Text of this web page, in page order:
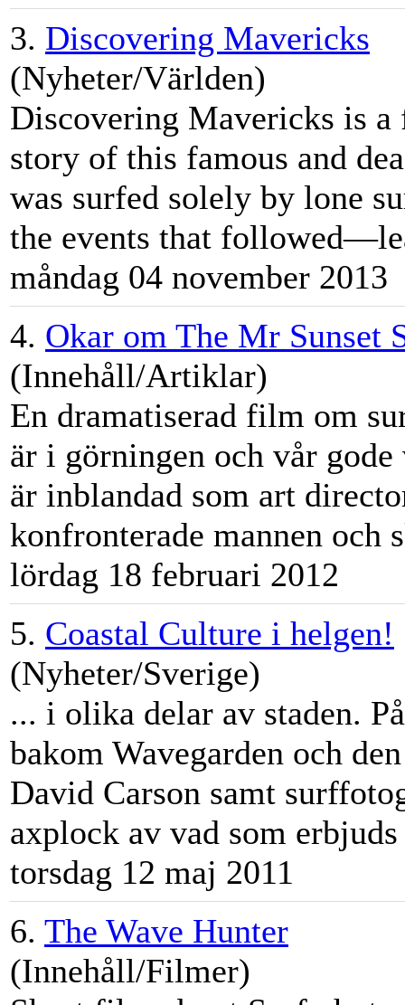
3. Discovering Mavericks
(Nyheter/Världen)
Discovering Mavericks is
story of this famous and
was surfed solely by lone
the events that
måndag 04 november 2013
4. Okar om The Mr Sunset
(Innehåll/Artiklar)
En dramatiserad film om
är i görningen och vår
är inblandad som art
konfronterade mannen och
lördag 18 februari 2012
5. Coastal Culture i helgen!
(Nyheter/Sverige)
... i olika delar av staden.
bakom Wavegarden och
David Carson samt
axplock av vad som
torsdag 12 maj 2011
6. The Wave Hunter
(Innehåll/Filmer)